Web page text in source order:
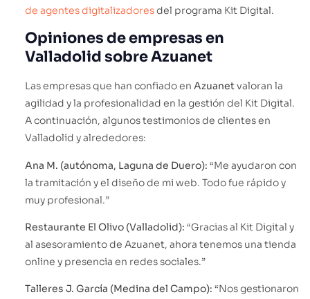
de agentes digitalizadoresdel programa Kit Digital.
Opiniones de empresas en
Valladolid sobre Azuanet
Las empresas que han confiado en Azuanetvaloran la
agilidad y la profesionalidad en la gestión del Kit Digital.
A continuación, algunos testimonios de clientes en
Valladolid y alrededores:
Ana M. (autónoma, Laguna de Duero): “Me ayudaron con
la tramitación y el diseño de mi web. Todo fue rápido y
muy profesional.”
Restaurante El Olivo (Valladolid): “Gracias al Kit Digital y
al asesoramiento de Azuanet, ahora tenemos una tienda
online y presencia en redes sociales.”
Talleres J. García (Medina del Campo): “Nos gestionaron